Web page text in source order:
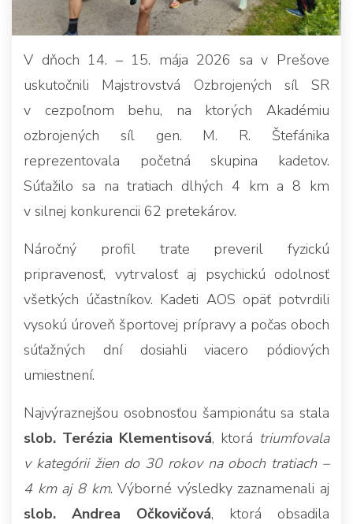
V dňoch 14. – 15. mája 2026 sa v Prešove
uskutočnili Majstrovstvá Ozbrojených síl SR
v cezpoľnom behu, na ktorých Akadémiu
ozbrojených síl gen. M. R. Štefánika
reprezentovala početná skupina kadetov.
Súťažilo sa na tratiach dlhých 4 km a 8 km
v silnej konkurencii 62 pretekárov.
Náročný profil trate preveril fyzickú
pripravenosť, vytrvalosť aj psychickú odolnosť
všetkých účastníkov. Kadeti AOS opäť potvrdili
vysokú úroveň športovej prípravy a počas oboch
súťažných dní dosiahli viacero pódiových
umiestnení.
Najvýraznejšou osobnosťou šampionátu sa stala
slob. Terézia Klementisová, ktorá triumfovala
v kategórii žien do 30 rokov na oboch tratiach –
4 km aj 8 km. Výborné výsledky zaznamenali aj
slob. Andrea Očkovičová, ktorá obsadila